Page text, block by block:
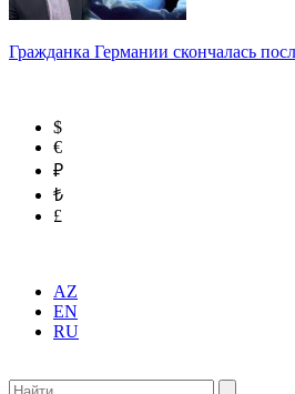
Гражданка Германии скончалась
$
€
₽
₺
£
AZ
EN
RU